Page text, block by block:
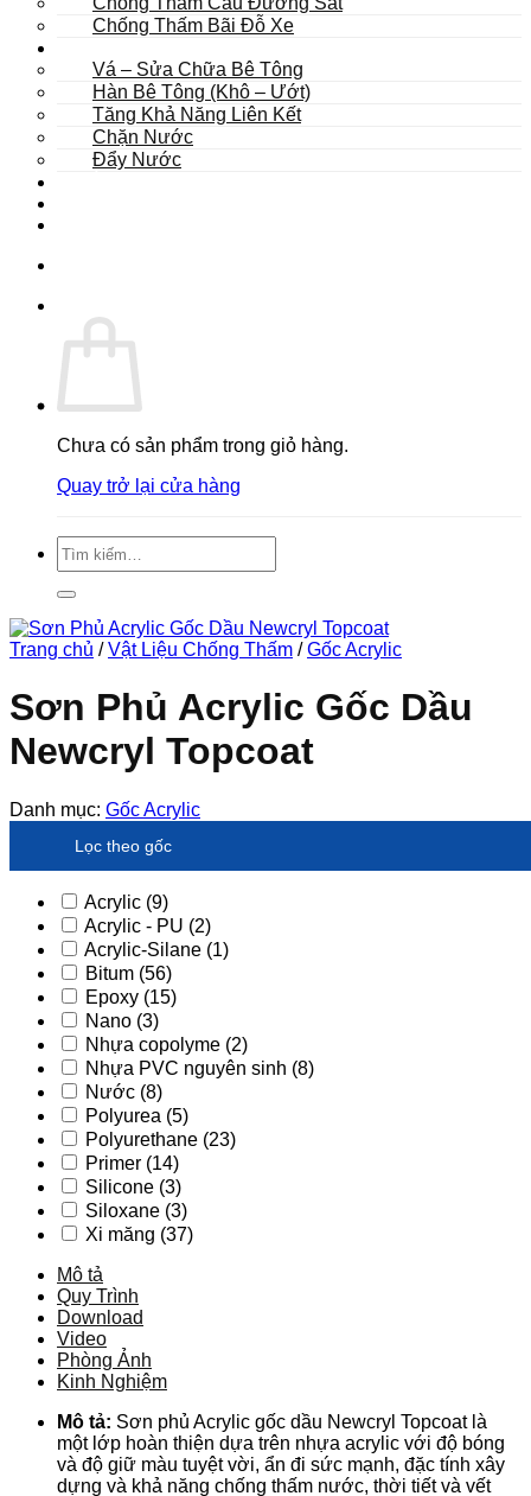
Chống Thấm Bãi Đỗ Xe
Vá – Sửa Chữa Bê Tông
Hàn Bê Tông (Khô – Ướt)
Tăng Khả Năng Liên Kết
Chặn Nước
Đẩy Nước
Chưa có sản phẩm trong giỏ hàng.
Quay trở lại cửa hàng
Tìm
kiếm:
Trang chủ / Vật Liệu Chống Thấm / Gốc Acrylic
Sơn Phủ Acrylic Gốc Dầu
Newcryl Topcoat
Danh mục: Gốc Acrylic
Lọc theo gốc
Acrylic (9)
Acrylic - PU (2)
Acrylic-Silane (1)
Bitum (56)
Epoxy (15)
Nano (3)
Nhựa copolyme (2)
Nhựa PVC nguyên sinh (8)
Nước (8)
Polyurea (5)
Polyurethane (23)
Primer (14)
Silicone (3)
Siloxane (3)
Xi măng (37)
Mô tả
Quy Trình
Download
Video
Phòng Ảnh
Kinh Nghiệm
Mô tả: Sơn phủ Acrylic gốc dầu Newcryl Topcoat là
một lớp hoàn thiện dựa trên nhựa acrylic với độ bóng
và độ giữ màu tuyệt vời, ẩn đi sức mạnh, đặc tính xây
dựng và khả năng chống thấm nước, thời tiết và vết